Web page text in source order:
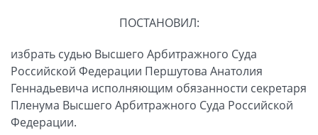
ПОСТАНОВИЛ:
избрать судью Высшего Арбитражного Суда
Российской Федерации Першутова Анатолия
Геннадьевича исполняющим обязанности секретаря
Пленума Высшего Арбитражного Суда Российской
Федерации.